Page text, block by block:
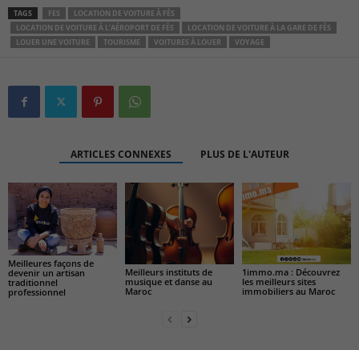
TAGS FES
LOCATION DE VOITURE À FÈS
LOCATION DE VOITURE À L'AÉROPORT DE FÈS
LOCATION DE VOITURE À LA GARE DE FÈS
LOUER UNE VOITURE
TOURISME VOITURES À LOUER VOYAGE
ARTICLES CONNEXES PLUS DE L'AUTEUR
Meilleures façons de
devenir un artisan
traditionnel
professionnel
Meilleurs instituts de
musique et danse au
Maroc
1immo.ma : Découvrez
les meilleurs sites
immobiliers au Maroc